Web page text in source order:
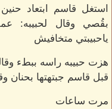
استغل قاسم ابتعاد
بقُصي وقال لحبيبه:
ياحبيبتي متخافيش
هزت حبيبه راسه ببطء
قبل قاسم جبتهتها بحنان
مرت ساعات